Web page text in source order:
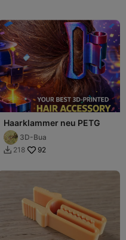
Haarklammer neu PETG
3D-Bua
 218 92